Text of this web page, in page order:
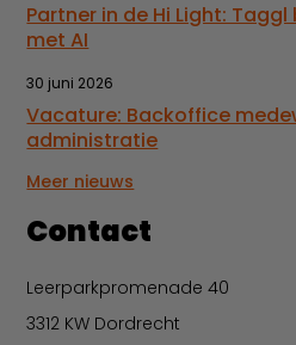
Partner in de Hi Light:
met AI
30 juni 2026
Vacature: Backoffice
administratie
Meer nieuws
Contact
Leerparkpromenade 40
3312 KW Dordrecht